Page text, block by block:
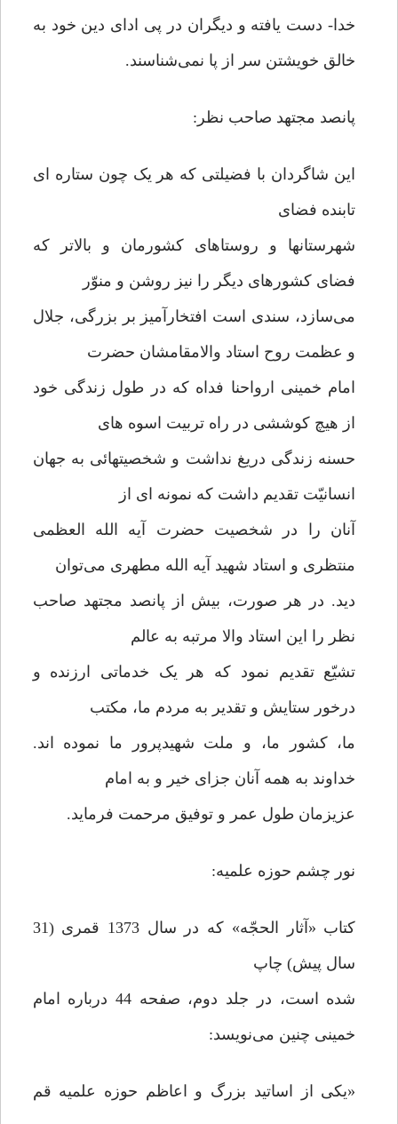
خدا- دست یافته و دیگران در پی ادای دین خود به
خالق خویشتن سر از پا نمی‌شناسند.
پانصد مجتهد صاحب نظر:
این شاگردان با فضیلتی که هر یک چون ستاره ای
تابنده فضای
شهرستانها و روستاهای کشورمان و بالاتر که
فضای کشورهای دیگر را نیز روشن و منوّر
می‌سازد، سندی است افتخارآمیز بر بزرگی، جلال
و عظمت روح استاد والامقامشان حضرت
امام خمینی ارواحنا فداه که در طول زندگی خود
از هیچ کوششی در راه تربیت اسوه های
حسنه زندگی دریغ نداشت و شخصیتهائی به جهان
انسانیّت تقدیم داشت که نمونه ای از
آنان را در شخصیت حضرت آیه الله العظمی
منتظری و استاد شهید آیه الله مطهری می‌توان
دید. در هر صورت، بیش از پانصد مجتهد صاحب
نظر را این استاد والا مرتبه به عالم
تشیّع تقدیم نمود که هر یک خدماتی ارزنده و
درخور ستایش و تقدیر به مردم ما، مکتب
ما، کشور ما، و ملت شهیدپرور ما نموده اند.
خداوند به همه آنان جزای خیر و به امام
عزیزمان طول عمر و توفیق مرحمت فرماید.
نور چشم حوزه علمیه:
کتاب «آثار الحجّه» که در سال 1373 قمری (31
سال پیش) چاپ
شده است، در جلد دوم، صفحه 44 درباره امام
خمینی چنین می‌نویسد:
«یکی از اساتید بزرگ و اعاظم حوزه علمیه قم